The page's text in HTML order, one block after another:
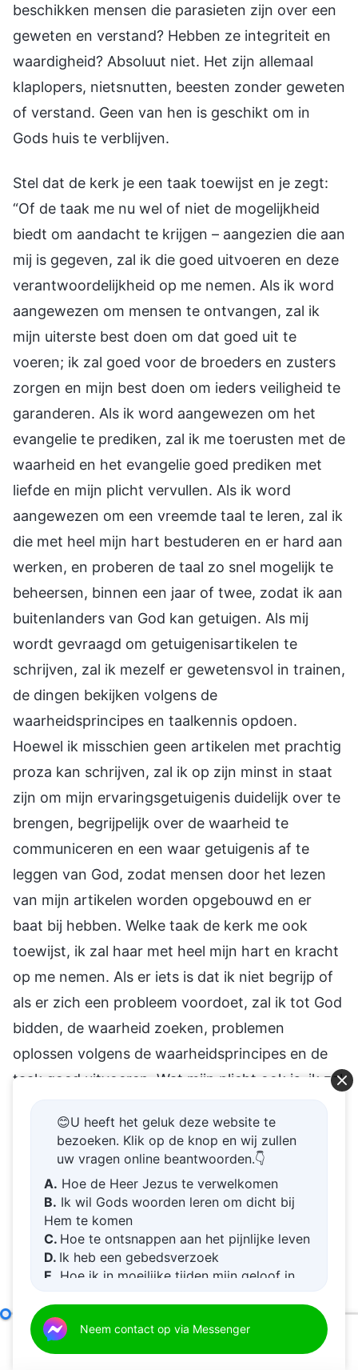
beschikken mensen die parasieten zijn over een
geweten en verstand? Hebben ze integriteit en
waardigheid? Absoluut niet. Het zijn allemaal
klaplopers, nietsnutten, beesten zonder geweten
of verstand. Geen van hen is geschikt om in
Gods huis te verblijven.
Stel dat de kerk je een taak toewijst en je zegt:
“Of de taak me nu wel of niet de mogelijkheid
biedt om aandacht te krijgen – aangezien die aan
mij is gegeven, zal ik die goed uitvoeren en deze
verantwoordelijkheid op me nemen. Als ik word
aangewezen om mensen te ontvangen, zal ik
mijn uiterste best doen om dat goed uit te
voeren; ik zal goed voor de broeders en zusters
zorgen en mijn best doen om ieders veiligheid te
garanderen. Als ik word aangewezen om het
evangelie te prediken, zal ik me toerusten met de
waarheid en het evangelie goed prediken met
liefde en mijn plicht vervullen. Als ik word
aangewezen om een vreemde taal te leren, zal ik
die met heel mijn hart bestuderen en er hard aan
werken, en proberen de taal zo snel mogelijk te
beheersen, binnen een jaar of twee, zodat ik aan
buitenlanders van God kan getuigen. Als mij
wordt gevraagd om getuigenisartikelen te
schrijven, zal ik mezelf er gewetensvol in trainen,
de dingen bekijken volgens de
waarheidsprincipes en taalkennis opdoen.
Hoewel ik misschien geen artikelen met prachtig
proza kan schrijven, zal ik op zijn minst in staat
zijn om mijn ervaringsgetuigenis duidelijk over te
brengen, begrijpelijk over de waarheid te
communiceren en een waar getuigenis af te
leggen van God, zodat mensen door het lezen
van mijn artikelen worden opgebouwd en er
baat bij hebben. Welke taak de kerk me ook
toewijst, ik zal haar met heel mijn hart en kracht
op me nemen. Als er iets is dat ik niet begrijp of
als er zich een probleem voordoet, zal ik tot God
bidden, de waarheid zoeken, problemen
oplossen volgens de waarheidsprincipes en de
taak goed uitvoeren. Wat mijn plicht ook is, ik zal
vervullen en God tevreden te stellen. Voor alles
wat ik kan bereiken, zal ik mijn best doen om de
verantwoordelijkheid te dragen die ik behoor te
dragen, en er op zijn minst voor zorgen dat ik
niet tegen mijn geweten en verstand inga, of
plichtmatig ben, of glad ben en de kantjes eraf
loop, of mij te goed doe aan de vruchten van
andermans arbeid. Niets van wat ik doe zal
onder de norm van het geweten liggen.” Dit is de
😊U heeft het geluk deze website te
bezoeken. Klik op de knop en wij zullen
uw vragen online beantwoorden.👇
A. Hoe de Heer Jezus te verwelkomen
B. Ik wil Gods woorden leren om dicht bij
Hem te komen
C. Hoe te ontsnappen aan het pijnlijke leven
D. Ik heb een gebedsverzoek
E. Hoe ik in moeilijke tijden mijn geloof in
Neem contact op via Messenger